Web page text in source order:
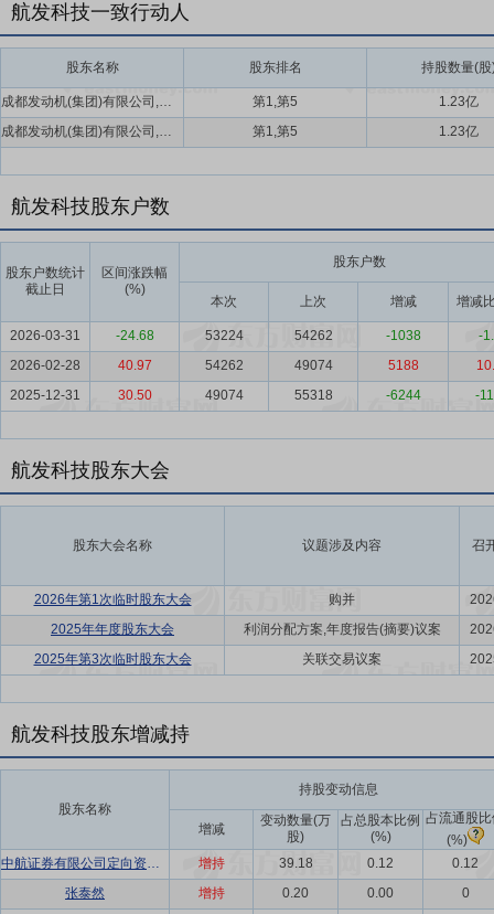
航发科技一致行动人
股东名称 股东排名 持股数量(股
成都发动机(集团)有限公司,沈阳黎明航空发动机(集团)有限责任公司 第1,第5
1.23亿
成都发动机(集团)有限公司,沈阳黎明航空发动机(集团)有限责任公司
第1,第5 1.23亿
航发科技股东户数
股东户数统计
截止日
区间涨跌幅
(%)
股东户数
本次 上次 增减 增减
2026-03-31 -24.68 53224 54262 -1038
-
2026-02-28
40.97 54262 49074 5188
2025-12-31
30.50 49074 55318 -6244 -
航发科技股东大会
股东大会名称 议题涉及内容 召
2026年第1次临时股东大会 购并
2025年年度股东大会
利润分配方案,年度报告(摘要)议案
2025年第3次临时股东大会
关联交易议案
航发科技股东增减持
股东名称
持股变动信息
增减
变动数量(万
股)
占总股本比例
(%)
占流通股
(%)
中航证券有限公司定向资产管理方式
增持 39.18 0.12
0.12
张泰然
增持 0.20 0.00
0